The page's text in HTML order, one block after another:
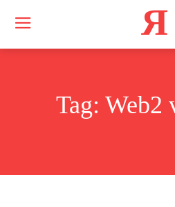
Я
Tag: Web2